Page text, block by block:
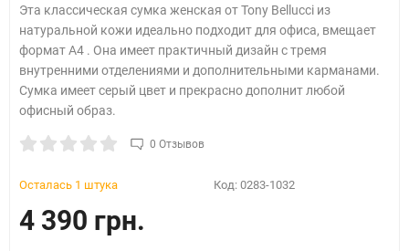
Эта классическая сумка женская от Tony Bellucci из
натуральной кожи идеально подходит для офиса, вмещает
формат А4 . Она имеет практичный дизайн с тремя
внутренними отделениями и дополнительными карманами.
Сумка имеет серый цвет и прекрасно дополнит любой
офисный образ.
0 Отзывов
Осталась 1 штука Код: 0283-1032
4 390 грн.